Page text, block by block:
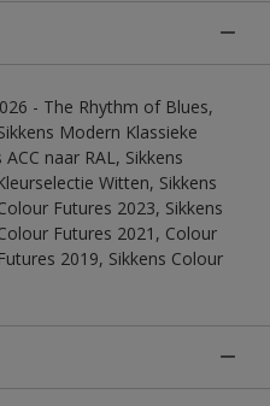
- The Rhythm of Blues,
Modern Klassieke
naar RAL, Sikkens
Witten, Sikkens
Futures 2023, Sikkens
Futures 2021, Colour
2019, Sikkens Colour